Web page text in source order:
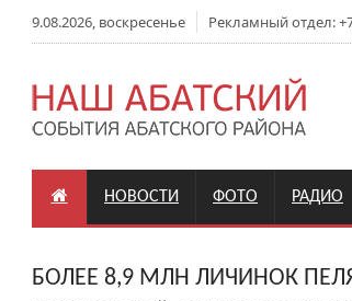
9.08.2026, воскресенье Рекламный отдел:
НОВОСТИ ФОТО РАДИО
БОЛЕЕ 8,9 МЛН ЛИЧИНОК